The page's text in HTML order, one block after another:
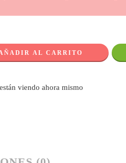
AL CARRITO
viendo ahora mismo